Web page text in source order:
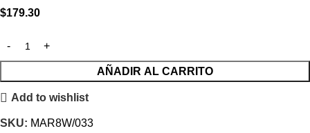
$179.30
AÑADIR AL CARRITO
Add to wishlist
SKU: MAR8W/033